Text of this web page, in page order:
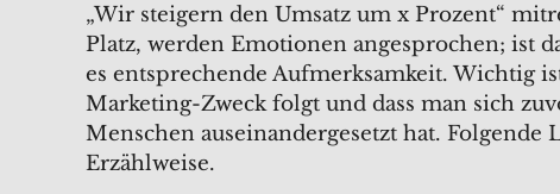
„Wir steigern den Umsatz um x Prozent“
Platz, werden Emotionen angesprochen; ist
es entsprechende Aufmerksamkeit. Wichtig
Marketing-Zweck folgt und dass man sich
Menschen auseinandergesetzt hat.
Erzählweise.